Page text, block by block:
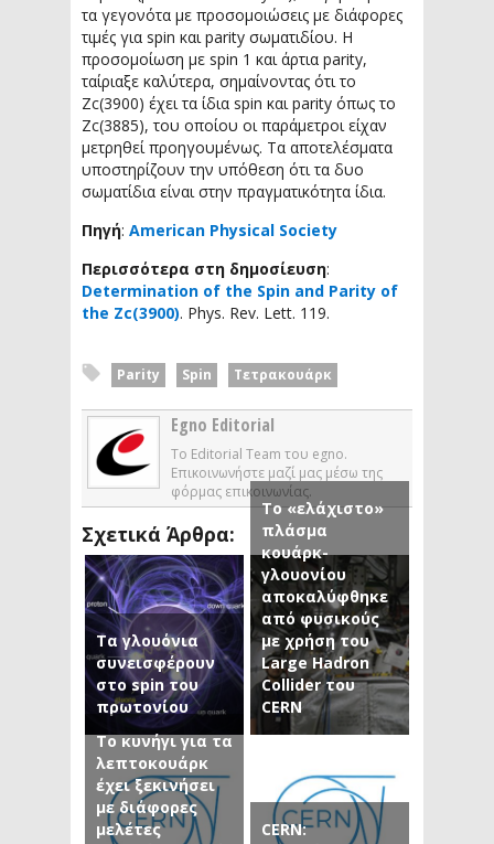
τα γεγονότα με προσομοιώσεις με διάφορες
τιμές για spin και parity σωματιδίου. Η
προσομοίωση με spin 1 και άρτια parity,
ταίριαξε καλύτερα, σημαίνοντας ότι το
Zc(3900) έχει τα ίδια spin και parity όπως το
Zc(3885), του οποίου οι παράμετροι είχαν
μετρηθεί προηγουμένως. Τα αποτελέσματα
υποστηρίζουν την υπόθεση ότι τα δυο
σωματίδια είναι στην πραγματικότητα ίδια.
Πηγή: American Physical Society
Περισσότερα στη δημοσίευση:
Determination of the Spin and Parity of
the Zc(3900). Phys. Rev. Lett. 119.
Parity Spin Τετρακουάρκ
Egno Editorial
Το Editorial Team του egno.
Επικοινωνήστε μαζί μας μέσω της
φόρμας επικοινωνίας.
Σχετικά Άρθρα:
Τα γλουόνια
συνεισφέρουν
στο spin του
πρωτονίου
Το «ελάχιστο»
πλάσμα
κουάρκ-
γλουονίου
αποκαλύφθηκε
από φυσικούς
με χρήση του
Large Hadron
Collider του
CERN
Το κυνήγι για τα
λεπτοκουάρκ
έχει ξεκινήσει
με διάφορες
μελέτες
CERN: